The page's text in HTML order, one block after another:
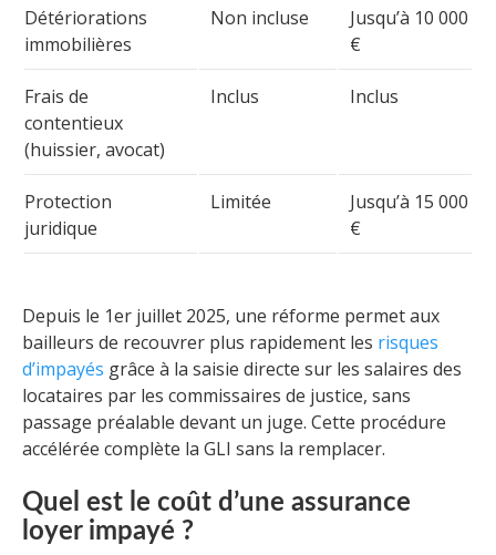
Détériorations
immobilières
Non incluse
Jusqu’à 10 000
€
Frais de
contentieux
(huissier, avocat)
Inclus Inclus
Protection
juridique
Limitée
Jusqu’à 15 000
€
Depuis le 1er juillet 2025, une réforme permet aux
bailleurs de recouvrer plus rapidement les risques
d’impayés grâce à la saisie directe sur les salaires des
locataires par les commissaires de justice, sans
passage préalable devant un juge. Cette procédure
accélérée complète la GLI sans la remplacer.
Quel est le coût d’une assurance
loyer impayé ?